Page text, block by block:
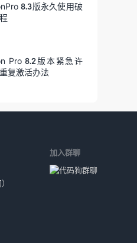
8.3版永久使用破
Pro 8.2版本紧急许
复激活办法
加入群聊